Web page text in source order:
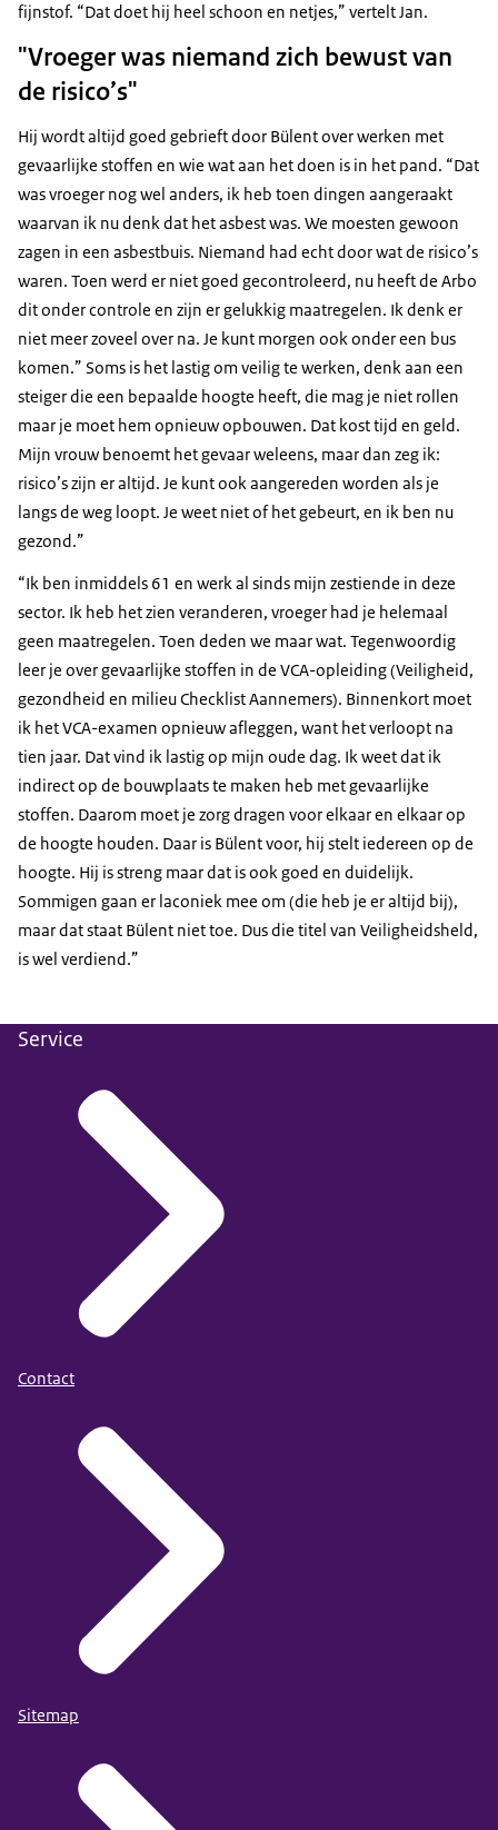
fijnstof. “Dat doet hij heel schoon en netjes,” vertelt Jan.
"Vroeger was niemand zich bewust van
de risico’s"
Hij wordt altijd goed gebrieft door Bülent over werken met
gevaarlijke stoffen en wie wat aan het doen is in het pand. “Dat
was vroeger nog wel anders, ik heb toen dingen aangeraakt
waarvan ik nu denk dat het asbest was. We moesten gewoon
zagen in een asbestbuis. Niemand had echt door wat de risico’s
waren. Toen werd er niet goed gecontroleerd, nu heeft de Arbo
dit onder controle en zijn er gelukkig maatregelen. Ik denk er
niet meer zoveel over na. Je kunt morgen ook onder een bus
komen.” Soms is het lastig om veilig te werken, denk aan een
steiger die een bepaalde hoogte heeft, die mag je niet rollen
maar je moet hem opnieuw opbouwen. Dat kost tijd en geld.
Mijn vrouw benoemt het gevaar weleens, maar dan zeg ik:
risico’s zijn er altijd. Je kunt ook aangereden worden als je
langs de weg loopt. Je weet niet of het gebeurt, en ik ben nu
gezond.”
“Ik ben inmiddels 61 en werk al sinds mijn zestiende in deze
sector. Ik heb het zien veranderen, vroeger had je helemaal
geen maatregelen. Toen deden we maar wat. Tegenwoordig
leer je over gevaarlijke stoffen in de VCA-opleiding (Veiligheid,
gezondheid en milieu Checklist Aannemers). Binnenkort moet
ik het VCA-examen opnieuw afleggen, want het verloopt na
tien jaar. Dat vind ik lastig op mijn oude dag. Ik weet dat ik
indirect op de bouwplaats te maken heb met gevaarlijke
stoffen. Daarom moet je zorg dragen voor elkaar en elkaar op
de hoogte houden. Daar is Bülent voor, hij stelt iedereen op de
hoogte. Hij is streng maar dat is ook goed en duidelijk.
Sommigen gaan er laconiek mee om (die heb je er altijd bij),
maar dat staat Bülent niet toe. Dus die titel van Veiligheidsheld,
is wel verdiend.”
Service
Contact
Sitemap